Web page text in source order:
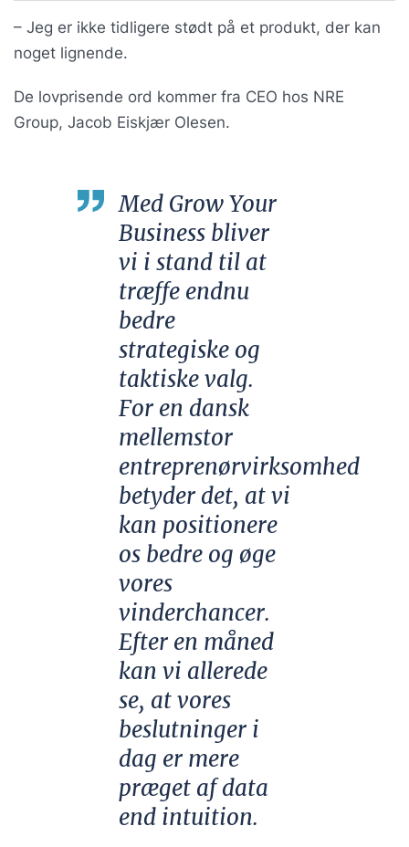
– Jeg er ikke tidligere stødt på et produkt, der kan
noget lignende.
De lovprisende ord kommer fra CEO hos NRE
Group, Jacob Eiskjær Olesen.
Med Grow Your
Business bliver
vi i stand til at
træffe endnu
bedre
strategiske og
taktiske valg.
For en dansk
mellemstor
entreprenørvirksomhed
betyder det, at vi
kan positionere
os bedre og øge
vores
vinderchancer.
Efter en måned
kan vi allerede
se, at vores
beslutninger i
dag er mere
præget af data
end intuition.